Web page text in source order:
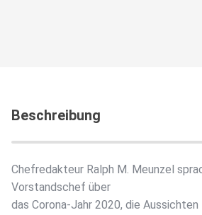
Beschreibung
Chefredakteur Ralph M. Meunzel
Vorstandschef über
das Corona-Jahr 2020, die